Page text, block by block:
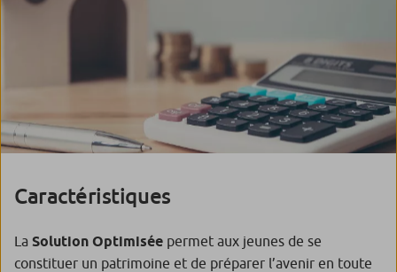
Caractéristiques
La Solution Optimisée permet aux jeunes de se
constituer un patrimoine et de préparer l’avenir en toute